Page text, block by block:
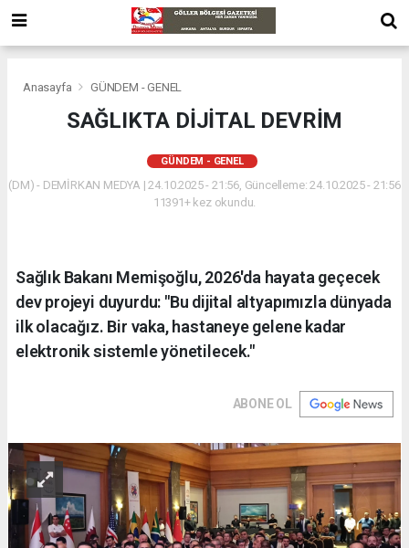
Anasayfa GÜNDEM - GENEL
SAĞLIKTA DİJİTAL DEVRİM
GÜNDEM - GENEL
(DM) - DEMİRKAN MEDYA | 24.10.2025 - 21:56, Güncelleme: 24.10.2025 - 21:56
11391+ kez okundu.
Sağlık Bakanı Memişoğlu, 2026'da hayata geçecek
dev projeyi duyurdu: "Bu dijital altyapımızla dünyada
ilk olacağız. Bir vaka, hastaneye gelene kadar
elektronik sistemle yönetilecek."
ABONE OL